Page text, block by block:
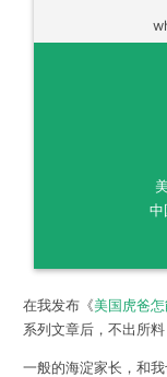
在我发布《美国虎爸
系列文章后，不出所
一般的海淀家长，和